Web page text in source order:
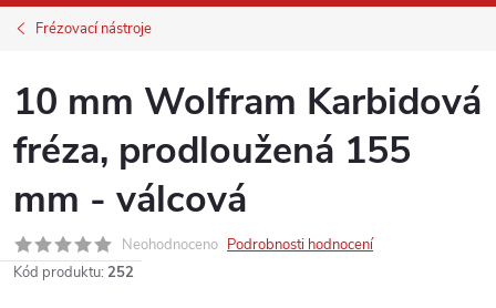
Frézovací nástroje
10 mm Wolfram Karbidová
fréza, prodloužená 155
mm - válcová
Neohodnoceno Podrobnosti hodnocení
Kód produktu: 252